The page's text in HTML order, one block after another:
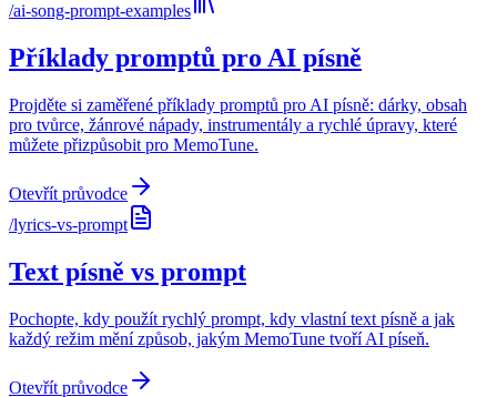
/ai-song-prompt-examples
Příklady promptů pro AI písně
Projděte si zaměřené příklady promptů pro AI písně: dárky, obsah
pro tvůrce, žánrové nápady, instrumentály a rychlé úpravy, které
můžete přizpůsobit pro MemoTune.
Otevřít průvodce
/lyrics-vs-prompt
Text písně vs prompt
Pochopte, kdy použít rychlý prompt, kdy vlastní text písně a jak
každý režim mění způsob, jakým MemoTune tvoří AI píseň.
Otevřít průvodce